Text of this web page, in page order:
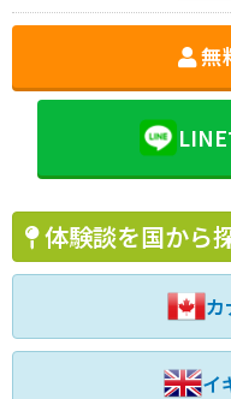
無
体験談を国から
カ
イ